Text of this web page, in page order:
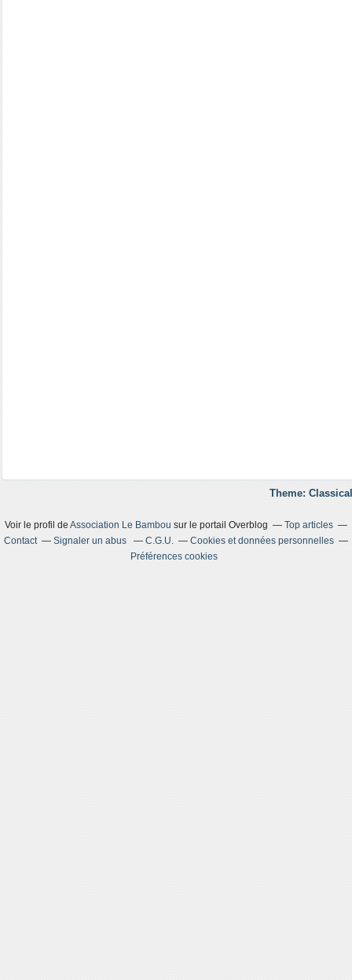
Theme:
Voir le profil de Association Le Bambou sur le portail Overblog
Top articles
Contact
Signaler un abus C.G.U.
Cookies et données personnelles
Préférences cookies